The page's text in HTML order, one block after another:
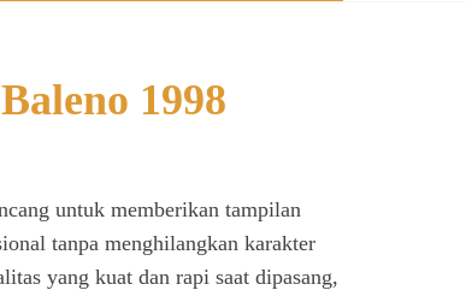
1998
untuk memberikan tampilan
tanpa menghilangkan karakter
yang kuat dan rapi saat dipasang,